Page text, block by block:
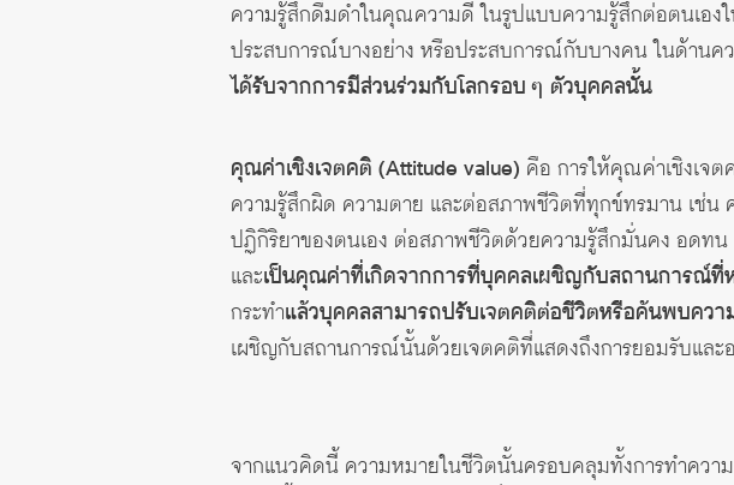
ความรู้สึกดื่มด่ำในคุณความดี ในรูปแบบความรู้สึกต่อตนเอ
ประสบการณ์บางอย่าง หรือประสบการณ์กับบางคน ในด้านค
ได้รับจากการมีส่วนร่วมกับโลกรอบ ๆ ตัวบุคคลนั้น
คุณค่าเชิงเจตคติ (Attitude value) คือ การให้คุณค่าเชิงเจ
ความรู้สึกผิด ความตาย และต่อสภาพชีวิตที่ทุกข์ทรมาน เช่น
ปฏิกิริยาของตนเอง ต่อสภาพชีวิตด้วยความรู้สึกมั่นคง อด
และเป็นคุณค่าที่เกิดจากการที่บุคคลเผชิญกับสถานการณ์ที่ห
กระทำแล้วบุคคลสามารถปรับเจตคติต่อชีวิตหรือค้นพบคว
เผชิญกับสถานการณ์นั้นด้วยเจตคติที่แสดงถึงการยอมรับและ
จากแนวคิดนี้ ความหมายในชีวิตนั้นครอบคลุมทั้งการทำความ